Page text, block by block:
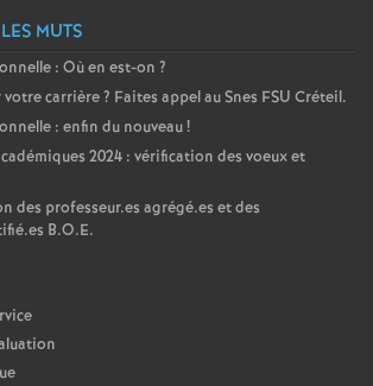
T
o
u
r
MUTS
: Où en est-on ?
votre carrière? Faites appel au Snes FSU Créteil.
: enfin du nouveau!
2024 : vérification des voeux et
des professeur.es agrégé.es et des
B.O.E.